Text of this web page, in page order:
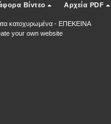
Βίντεο Αρχεία PDF
κατοχυρωμένα - ΕΠΕΚΕΙΝΑ
your own website